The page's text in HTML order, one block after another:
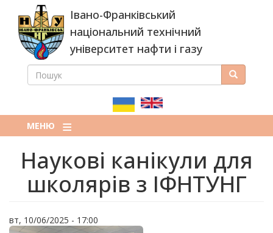
основного
вмісту
Івано-Франківський
національний технічний
університет нафти і газу
ПОШУКОВА
ПОШУК Пошук
МЕНЮ
Наукові канікули для
школярів з ІФНТУНГ
вт, 10/06/2025 - 17:00